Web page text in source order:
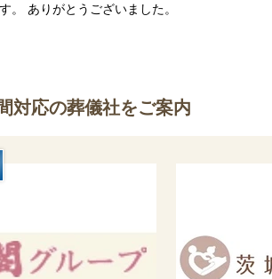
。 ありがとうございました。
対応の葬儀社をご案内